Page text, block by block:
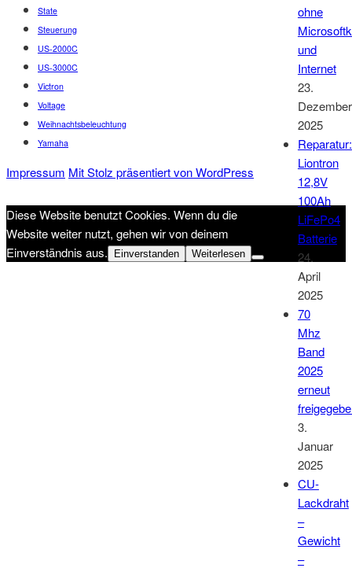
ohne
und
Internet
23.
Dezember
2025
Reparatur:
Liontron
12,8V
100Ah
LiFePo4
Batterie
24.
April
2025
70
Mhz
Band
2025
erneut
3.
Januar
2025
CU-
Lackdraht
–
Gewicht
–
State
Steuerung
US-2000C
US-3000C
Victron
Voltage
Weihnachtsbeleuchtung
Yamaha
Impressum Mit Stolz präsentiert von WordPress
Diese Website benutzt Cookies. Wenn du die
Website weiter nutzt, gehen wir von deinem
Einverständnis aus.
Einverstanden Weiterlesen